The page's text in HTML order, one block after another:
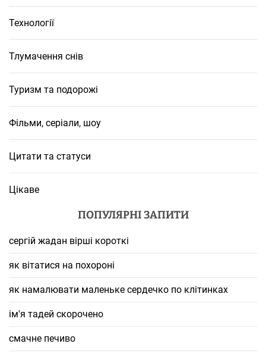
Технології
Тлумачення снів
Туризм та подорожі
Фільми, серіали, шоу
Цитати та статуси
Цікаве
ПОПУЛЯРНІ ЗАПИТИ
сергій жадан вірші короткі
як вітатися на похороні
як намалювати маленьке сердечко по клітинках
ім'я тадей скорочено
смачне печиво